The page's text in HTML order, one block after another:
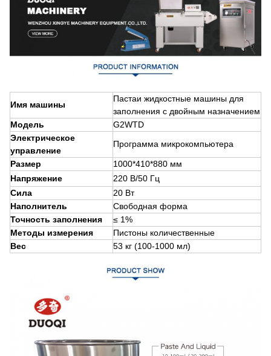
Имя машины
Пастаи жидкостные машины для
заполнения с двойным назначением
Модель
G2WTD
Электрическое
управление
Программа микрокомпьютера
Размер
1000*410*880 мм
Напряжение
220 В/50 Гц
Сила
20 Вт
Наполнитель
Свободная форма
Точность заполнения
≤ 1%
Методы измерения
Пистоны количественные
Вес
53 кг (100-1000 мл)